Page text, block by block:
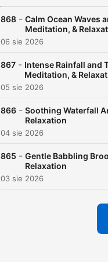
868 - Calm Ocean Waves
Meditation, &
06 sie 2026
867 - Intense Rainfall and
Meditation, &
05 sie 2026
866 - Soothing Waterfall
Relaxation
04 sie 2026
865 - Gentle Babbling
Relaxation
03 sie 2026